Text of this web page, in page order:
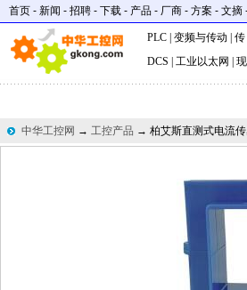
首页 - 新闻 - 招聘 - 下载 - 产品 - 厂商 - 方案 - 文摘
PLC 变频与传动 传
DCS
工业以太网
中华工控网 → 工控产品 → 柏艾斯直测式电流